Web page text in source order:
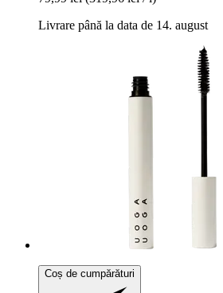
Livrare până la data de 14. august
Coș de cumpărături